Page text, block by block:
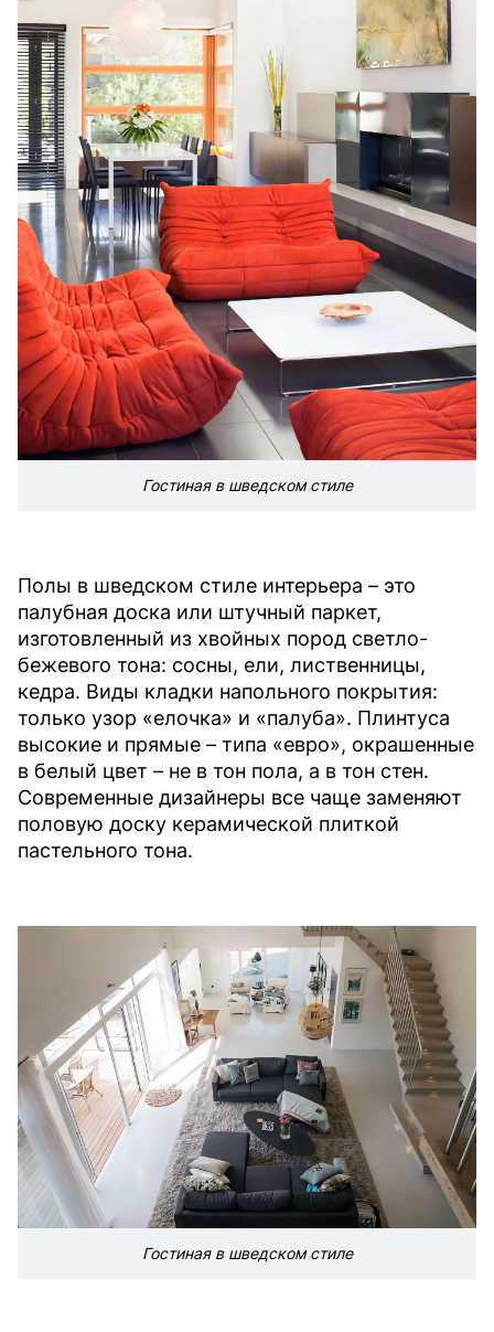
Гостиная в шведском стиле
Полы в шведском стиле интерьера – это
палубная доска или штучный паркет,
изготовленный из хвойных пород светло-
бежевого тона: сосны, ели, лиственницы,
кедра. Виды кладки напольного покрытия:
только узор «елочка» и «палуба». Плинтуса
высокие и прямые – типа «евро», окрашенные
в белый цвет – не в тон пола, а в тон стен.
Современные дизайнеры все чаще заменяют
половую доску керамической плиткой
пастельного тона.
Гостиная в шведском стиле